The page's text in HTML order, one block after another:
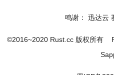
鸣谢： 迅达云
©2016~2020 Rust.cc 版权所有